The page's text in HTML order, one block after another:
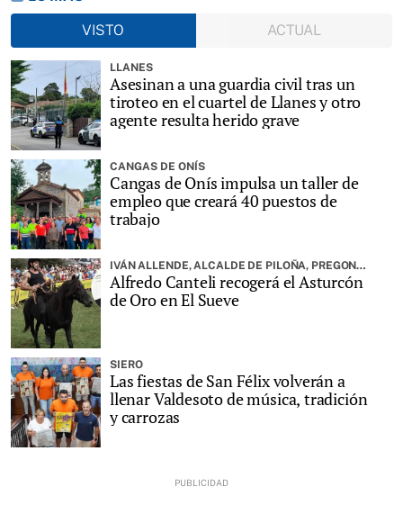
VISTO
ACTUAL
LLANES
Asesinan a una guardia civil tras un
tiroteo en el cuartel de Llanes y otro
agente resulta herido grave
CANGAS DE ONÍS
Cangas de Onís impulsa un taller de
empleo que creará 40 puestos de
trabajo
IVÁN ALLENDE, ALCALDE DE PILOÑA, PREGONARÁ LA FIESTA
Alfredo Canteli recogerá el Asturcón
de Oro en El Sueve
SIERO
Las fiestas de San Félix volverán a
llenar Valdesoto de música, tradición
y carrozas